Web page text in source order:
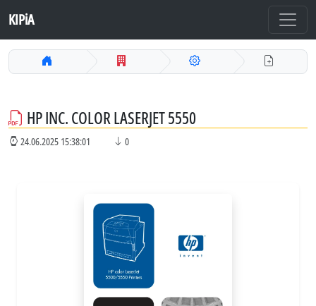
KIPiA
HP INC. COLOR LASERJET 5550
24.06.2025 15:38:01 0